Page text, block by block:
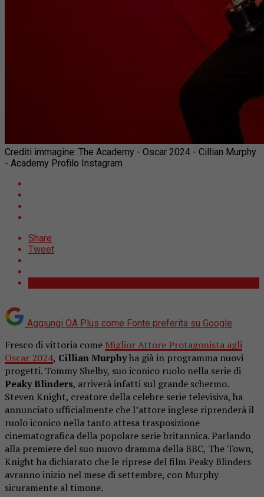
Crediti immagine: The Academy - Oscar 2024 - Cillian Murphy
- Academy Profilo Instagram
Share
Tweet
Aggiungi OA Plus come Fonte preferita su Google
Fresco di vittoria come Miglior Attore Protagonista agli
Oscar 2024, Cillian Murphyha già in programma nuovi
progetti. Tommy Shelby, suo iconico ruolo nella serie di
Peaky Blinders, arriverà infatti sul grande schermo.
Steven Knight, creatore della celebre serie televisiva, ha
annunciato ufficialmente che l’attore inglese riprenderà il
ruolo iconico nella tanto attesa trasposizione
cinematografica della popolare serie britannica. Parlando
alla premiere del suo nuovo dramma della BBC, The Town,
Knight ha dichiarato che le riprese del film Peaky Blinders
avranno inizio nel mese di settembre, con Murphy
sicuramente al timone.